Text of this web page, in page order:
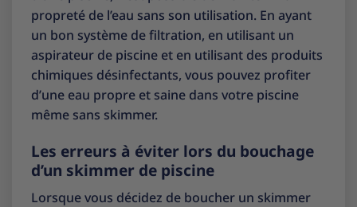
propreté de l’eau sans son utilisation. En ayant
un bon système de filtration, en utilisant un
aspirateur de piscine et en utilisant des produits
chimiques désinfectants, vous pouvez profiter
d’une eau propre et saine dans votre piscine
même sans skimmer.
Les erreurs à éviter lors du bouchage
d’un skimmer de piscine
Lorsque vous décidez de boucher un skimmer